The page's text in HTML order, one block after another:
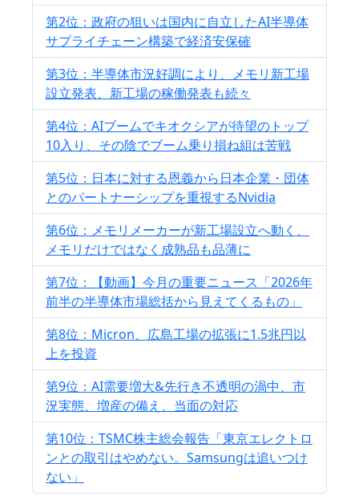
第2位：政府の狙いは国内に自立したAI半導体
サプライチェーン構築で経済安保確
第3位：半導体市況好調により、メモリ新工場
設立発表、新工場の稼働発表も続々
第4位：AIブームでキオクシアが待望のトップ
10入り、その陰でブーム乗り損ね組は苦戦
第5位：日本に対する恩義から日本企業・団体
とのパートナーシップを重視するNvidia
第6位：メモリメーカーが新工場設立へ動く、
メモリだけではなく成熟品も品薄に
第7位：【動画】今月の重要ニュース「2026年
前半の半導体市場総括から見えてくるもの」
第8位：Micron、広島工場の拡張に1.5兆円以
上を投資
第9位：AI需要増大&先行き不透明の渦中、市
況実態、増産の備え、当面の対応
第10位：TSMC株主総会報告「東京エレクトロ
ンとの取引はやめない。Samsungは追いつけ
ない」